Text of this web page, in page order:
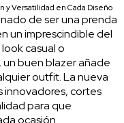
y Versatilidad en Cada Diseño
de ser una prenda
un imprescindible del
casual o
buen blazer añade
outfit. La nueva
innovadores, cortes
para que
ocasión.